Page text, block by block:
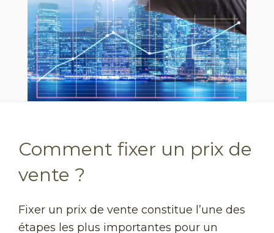
Comment fixer un prix de
vente ?
Fixer un prix de vente constitue l’une des
étapes les plus importantes pour un